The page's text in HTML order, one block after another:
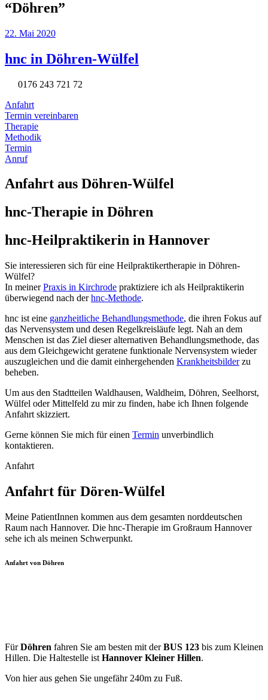
“Döhren”
22. Mai 2020
hnc in Döhren-Wülfel
0176 243 721 72
Anfahrt
Termin vereinbaren
Therapie
Methodik
Termin
Anruf
Anfahrt aus Döhren-Wülfel
hnc-Therapie in Döhren
hnc-Heilpraktikerin in Hannover
Sie interessieren sich für eine Heilpraktikertherapie in Döhren-
Wülfel?
In meinerPraxis in Kirchrode praktiziere ich als Heilpraktikerin
überwiegend nach derhnc-Methode.
hnc ist eine ganzheitliche Behandlungsmethode, die ihren Fokus auf
das Nervensystem und desen Regelkreisläufe legt. Nah an dem
Menschen ist das Ziel dieser alternativen Behandlungsmethode, das
aus dem Gleichgewicht geratene funktionale Nervensystem wieder
auszugleichen und die damit einhergehenden Krankheitsbilderzu
beheben.
Um aus den Stadtteilen Waldhausen, Waldheim, Döhren, Seelhorst,
Wülfel oder Mittelfeld zu mir zu finden, habe ich Ihnen folgende
Anfahrt skizziert.
Gerne können Sie mich für einen Termin unverbindlich
kontaktieren.
Anfahrt
Anfahrt für Dören-Wülfel
Meine PatientInnen kommen aus dem gesamten norddeutschen
Raum nach Hannover. Die hnc-Therapie im Großraum Hannover
sehe ich als meinen Schwerpunkt.
Anfahrt von Döhren
FürDöhren fahren Sie am besten mit derBUS 123 bis zum Kleinen
Hillen. Die Haltestelle ist Hannover Kleiner Hillen.
Von hier aus gehen Sie ungefähr 240m zu Fuß.